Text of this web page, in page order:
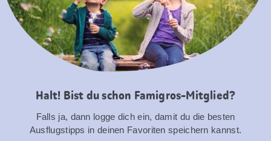
Halt! Bist du schon Famigros-Mitglied?
Falls ja, dann logge dich ein, damit du die besten
Ausflugstipps in deinen Favoriten speichern kannst.